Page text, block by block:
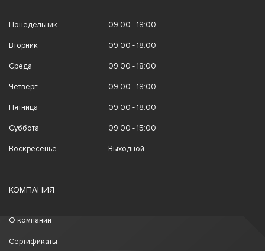
Понедельник 09:00 - 18:00
Вторник 09:00 - 18:00
Среда 09:00 - 18:00
Четверг 09:00 - 18:00
Пятница 09:00 - 18:00
Суббота 09:00 - 15:00
Воскресенье Выходной
КОМПАНИЯ
О компании
Сертификаты